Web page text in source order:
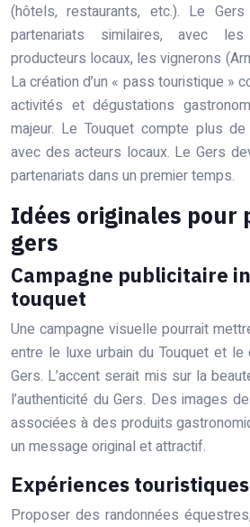
(hôtels, restaurants, etc.). Le
partenariats similaires, avec
producteurs locaux, les vignerons
La création d’un « pass touristique »
activités et dégustations
majeur. Le Touquet compte plus
avec des acteurs locaux. Le Gers
partenariats dans un premier temps.
Idées originales pour
gers
Campagne publicitaire
touquet
Une campagne visuelle pourrait
entre le luxe urbain du Touquet et le
Gers. L’accent serait mis sur la
l’authenticité du Gers. Des images
associées à des produits
un message original et attractif.
Expériences
Proposer des randonnées